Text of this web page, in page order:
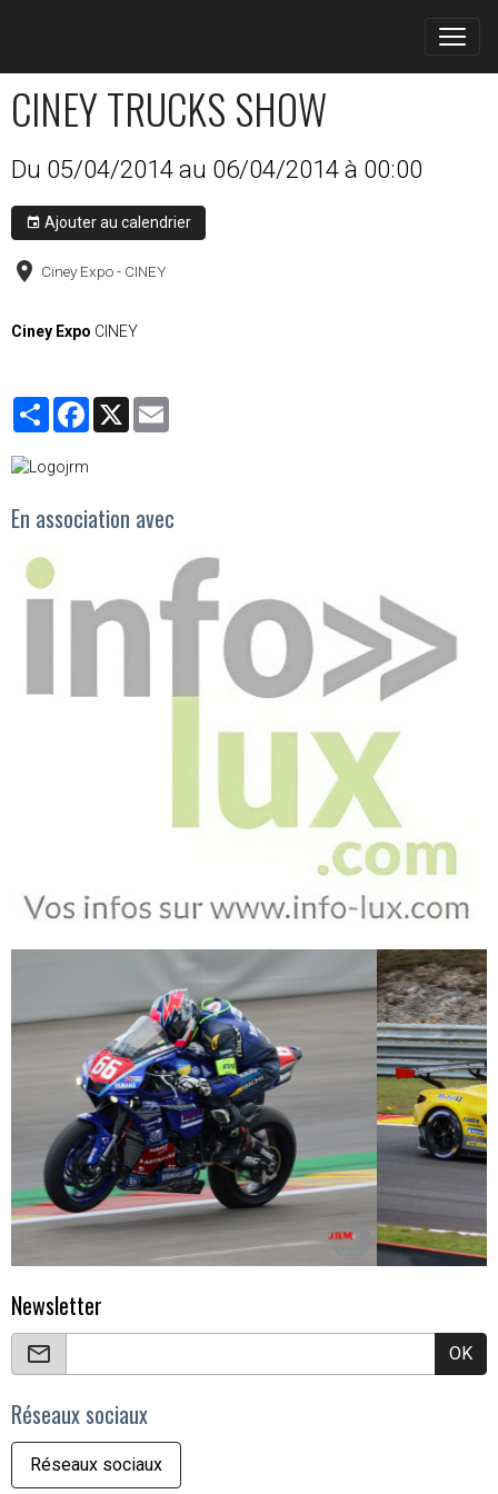
CINEY TRUCKS SHOW
Du 05/04/2014au 06/04/2014à 00:00
Ajouter au calendrier
Ciney Expo - CINEY
Ciney Expo CINEY
PartagerFacebook
X
En association avec
Newsletter
OK
Réseaux sociaux
Réseaux sociaux